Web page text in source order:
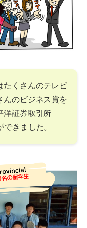
たくさんのテレビ
んのビジネス賞を
洋証券取引所
できました。